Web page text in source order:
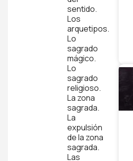
sentido.
Los
arquetipos.
Lo
sagrado
mágico.
Lo
sagrado
religioso.
La zona
sagrada.
La
expulsión
de la zona
sagrada.
Las